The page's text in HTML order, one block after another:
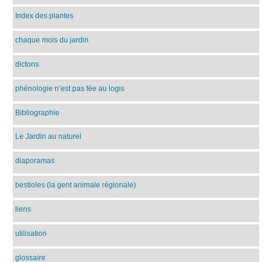
Index des plantes
chaque mois du jardin
dictons
phénologie n’est pas fée au logis
Bibliographie
Le Jardin au naturel
diaporamas
bestioles (la gent animale régionale)
liens
utilisation
glossaire